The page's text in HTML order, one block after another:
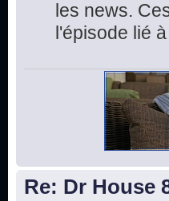
les news.
l'épisode lié
Re: Dr House